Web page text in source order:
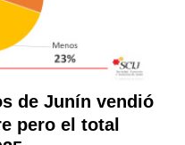
de Junín vendió
pero el total